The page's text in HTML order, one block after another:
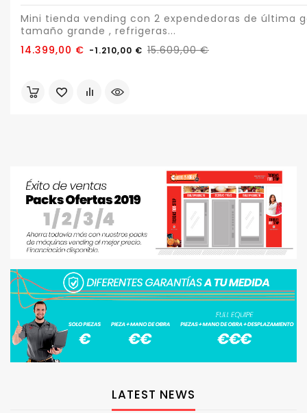
Mini tienda vending con 2 expendedoras de última
tamaño grande , refrigeras...
14.399,00 € Precio
-1.210,00 € 15.609,00 €Precio
LATEST NEWS